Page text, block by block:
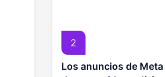
2
Los anuncios de